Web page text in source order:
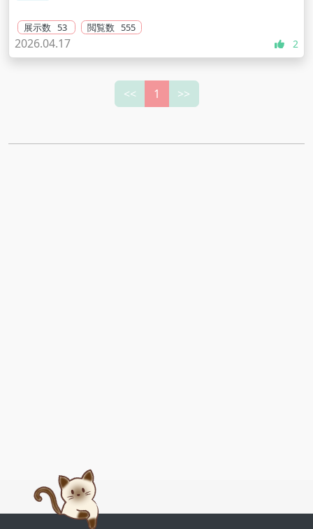
展示数 53 閲覧数 555
2026.04.17 2
<< 1 >>